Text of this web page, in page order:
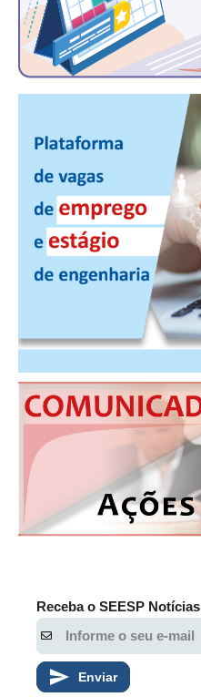
CONTEÚDO ESPECIAL
JORNAL DO ENGENHEIRO
AGENDA
SEESP NOTÍCIAS
NOTÍCIAS NO WHATSAPP
FOTOS
PUBLICAÇÕES
PUBLICIDADE
MANUAL DE REDAÇÃO
CONTATO
CADASTRO
ATUALIZAÇÃO CADASTRAL
Receba o SEESP Notícias
Enviar